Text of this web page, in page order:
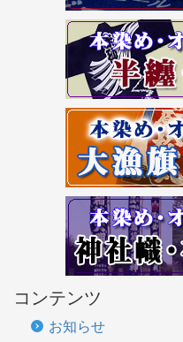
コンテンツ
お知らせ